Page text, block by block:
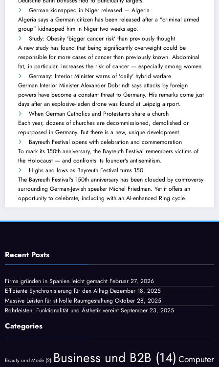
German kidnapped in Niger released — Algeria
Algeria says a German citizen has been released after a "criminal armed
group" kidnapped him in Niger two weeks ago.
Study: Obesity 'bigger cancer risk' than previously thought
A new study has found that being significantly overweight could be
responsible for more cases of cancer than previously known. Abdominal
fat, in particular, increases the risk of cancer — especially among women.
Germany: Interior Minister warns of 'daily' hybrid warfare
German Interior Minister Alexander Dobrindt says attacks by foreign
powers have become a constant threat to Germany. His remarks come just
days after an explosive-laden drone was found at Leipzig airport.
When German Catholics and Protestants share a church
Each year, dozens of churches are decommissioned, demolished or
repurposed in Germany. But there is a new, unique development.
Bayreuth Festival opens with celebration and commemoration
To mark its 150th anniversary, the Bayreuth Festival remembers victims of
the Holocaust — and confronts its founder's antisemitism.
Highs and lows as Bayreuth Festival turns 150
The Bayreuth Festival's 150th anniversary has been clouded by controversy
surrounding German-Jewish speaker Michel Friedman. Yet it offers an
opportunity to celebrate, including with an AI-enhanced Ring cycle.
Recent Posts
Firma gründen in Spanien leicht gemacht Februar 27, 2026
Effiziente Synchronisierung für den Alltag Dezember 18, 2025
Massive Leisten für stilvolle Raumgestaltung Oktober 28, 2025
Rohrleisten: Funktionalität und Ästhetik vereint September 23, 2025
Categories
Beauty und Mode (2) Business und B2B (14) Computer